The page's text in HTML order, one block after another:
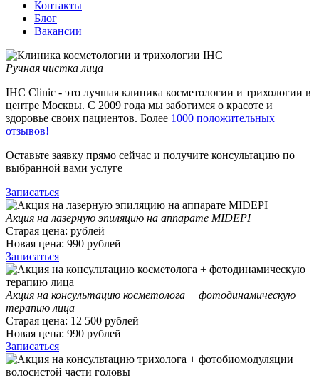
Контакты
Блог
Вакансии
Ручная чистка лица
IHC Clinic - это лучшая клиника косметологии и трихологии в
центре Москвы. С 2009 года мы заботимся о красоте и
здоровье своих пациентов. Более 1000 положительных
отзывов!
Оставьте заявку прямо сейчас и получите консультацию по
выбранной вами услуге
Записаться
Акция на лазерную эпиляцию на аппарате MIDEPI
Старая цена: рублей
Новая цена: 990 рублей
Записаться
Акция на консультацию косметолога + фотодинамическую
терапию лица
Старая цена: 12 500 рублей
Новая цена: 990 рублей
Записаться